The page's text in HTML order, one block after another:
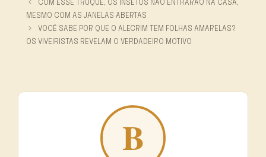
COM ESSE TRUQUE, OS INSETOS NÃO ENTRARÃO NA CASA,
MESMO COM AS JANELAS ABERTAS
VOCÊ SABE POR QUE O ALECRIM TEM FOLHAS AMARELAS?
OS VIVEIRISTAS REVELAM O VERDADEIRO MOTIVO